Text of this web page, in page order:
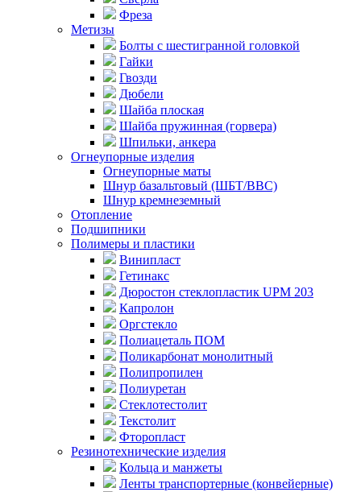
Фреза
Метизы
Болты с шестигранной головкой
Гайки
Гвозди
Дюбели
Шайба плоская
Шайба пружинная (горвера)
Шпильки, анкера
Огнеупорные изделия
Огнеупорные маты
Шнур базальтовый (ШБТ/ВВС)
Шнур кремнеземный
Отопление
Подшипники
Полимеры и пластики
Винипласт
Гетинакс
Дюростон стеклопластик UPM 203
Капролон
Оргстекло
Полиацеталь ПОМ
Поликарбонат монолитный
Полипропилен
Полиуретан
Стеклотестолит
Текстолит
Фторопласт
Резинотехнические изделия
Кольца и манжеты
Ленты транспортерные (конвейерные)